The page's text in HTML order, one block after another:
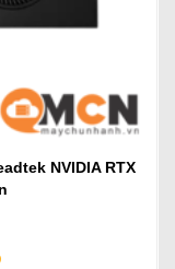
NVIDIA RTX